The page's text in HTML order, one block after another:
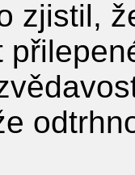
zjistil,